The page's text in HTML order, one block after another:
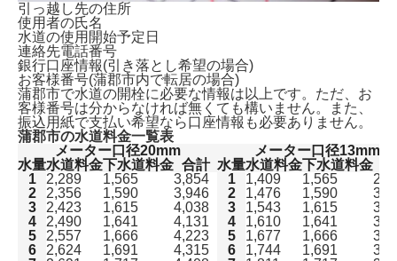
引っ越し先の住所
使用者の氏名
水道の使用開始予定日
連絡先電話番号
銀行口座情報(引き落とし希望の場合)
お客様番号(蒲郡市内で転居の場合)
蒲郡市で水道の開栓に必要な情報は以上です。ただ、 お
客様番号は分からなければ無くても構いません。
また、
振込用紙で支払い希望なら口座情報も必要ありません。
蒲郡市の水道料金一覧表
メーター口径20mm
メーター口径13mm
水量水道料金下水道料金 合計 水量水道料金下水道料金
1
2,289 1,565 3,854 1 1,409 1,565
2
2,356 1,590 3,946 2 1,476 1,590
3
2,423 1,615 4,038 3 1,543 1,615
4
2,490 1,641 4,131 4 1,610 1,641
5
2,557 1,666 4,223 5 1,677 1,666
6
2,624 1,691 4,315 6 1,744 1,691